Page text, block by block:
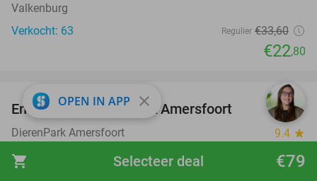
shopping_cart €79
Selecteer deal
Valkenburg
Verkocht: 63
Regulier €33,60
€22,80
24%
Entree voor DierenPark Amersfoort
DierenPark Amersfoort 9.4 star
Verkocht: 8.588
OPEN IN APP close